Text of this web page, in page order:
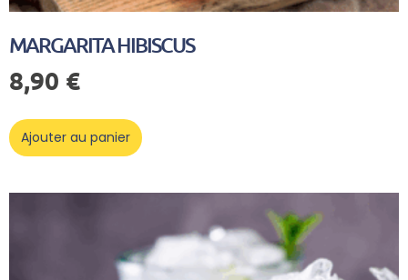
MARGARITA HIBISCUS
8,90 €
Ajouter au panier